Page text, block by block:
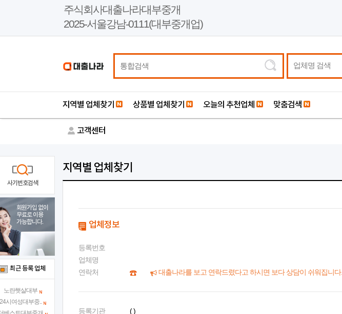
주식회사대출나라대부중개
2025-서울강남-0111(대부중개업)
업체명 검색
지역별 업체찾기 상품별 업체찾기 오늘의 추천업체 맞춤검색
고객센터
지역별 업체찾기
업체정보
등록번호
업체명
연락처
대출나라를 보고 연락드렸다고 하시면 보다 상담이 쉬워집니다.
등록기관
( )
사기번호검색
회원가입 없이
무료로 이용
가능합니다.
최근 등록 업체
노란햇살대부
시여성대부중..